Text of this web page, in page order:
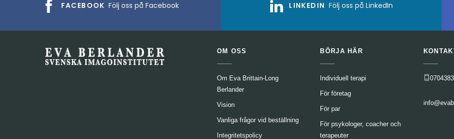
FACEBOOK Följ oss på Facebook LINKEDIN Följ oss på LinkedIn
OM OSS
Om Eva Brittain-Long
Berlander
Vision
Vanliga frågor vid beställning
Integritetspolicy
BÖRJA HÄR
Individuell terapi
För företag
För par
För psykologer, coacher och
terapeuter